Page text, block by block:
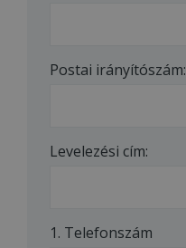
Postai irányítószám:
Levelezési cím:
1. Telefonszám